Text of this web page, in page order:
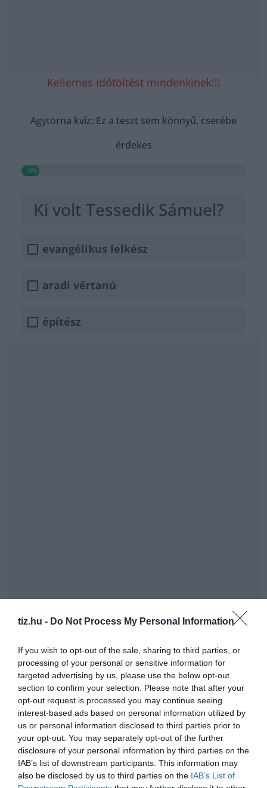
tiz.hu - Do Not Process My Personal Information
If you wish to opt-out of the sale, sharing to third parties, or
processing of your personal or sensitive information for
targeted advertising by us, please use the below opt-out
section to confirm your selection. Please note that after your
opt-out request is processed you may continue seeing
interest-based ads based on personal information utilized by
us or personal information disclosed to third parties prior to
your opt-out. You may separately opt-out of the further
disclosure of your personal information by third parties on the
IAB’s list of downstream participants. This information may
also be disclosed by us to third parties on the IAB’s List of
Kellemes időtöltést mindenkinek!!!
Agytorna kvíz: Ez a teszt sem könnyű, cserébe
érdekes
0%
Ki volt Tessedik Sámuel?
evangélikus lelkész
aradi vértanú
építész
Tavaly ősszel ideiglenesen megtorpant a lakáspiaci
drágulás
Műveltségi kvíz: Nem árulunk zsákbamacskát, ez
piszok nehéz lesz!
Kvíz-mix: Megbirkózol ezekkel a kérdésekkel?